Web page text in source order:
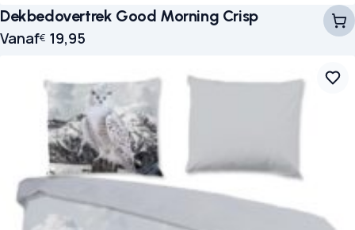
Dekbedovertrek Good Morning Crisp
Vanaf€ 19,95